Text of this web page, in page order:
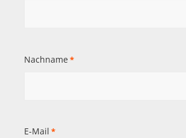
Nachname *
E-Mail *